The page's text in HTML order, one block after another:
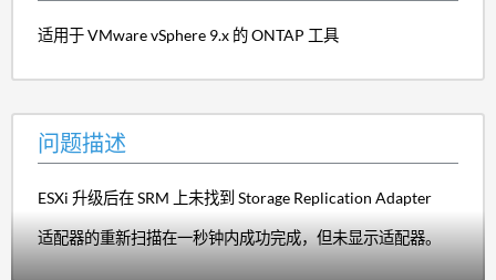
适用于 VMware vSphere 9.x 的 ONTAP 工具
问题描述
ESXi 升级后在 SRM 上未找到 Storage Replication Adapter
适配器的重新扫描在一秒钟内成功完成，但未显示适配器。